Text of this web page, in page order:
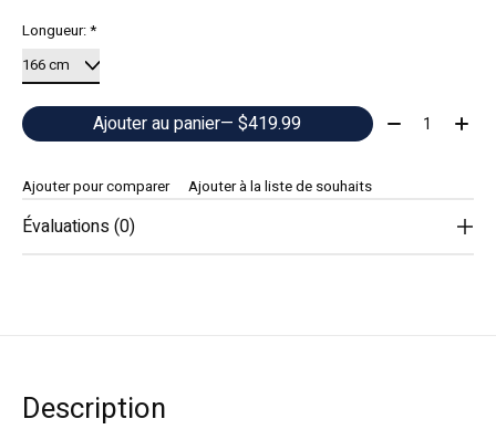
Longueur:*
Ajouter au panier — $419.99 Quantité:
Ajouter pour comparer Ajouter à la liste de souhaits
Évaluations (0)
Description